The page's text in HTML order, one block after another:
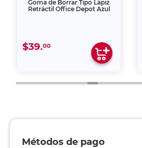
Goma de Borrar Tipo Lápiz
Retráctil Office Depot Azul
$39.00
Métodos de pago